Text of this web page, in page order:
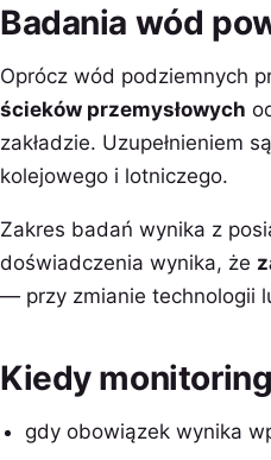
Badania wód
Oprócz wód podziemnych
ścieków przemysłowych
zakładzie. Uzupełnieniem są
kolejowego i lotniczego.
Zakres badań wynika z
doświadczenia wynika, że
— przy zmianie technologii
Kiedy
gdy obowiązek wynika